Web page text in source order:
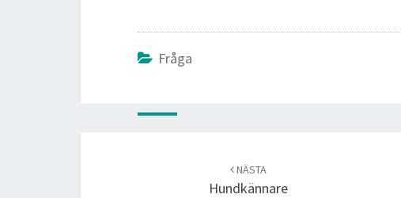
Fråga
NÄSTA
Hundkännare